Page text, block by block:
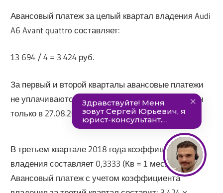
Авансовый платеж за целый квартал владения Audi
A6 Avant quattro составляет:
13 694 / 4 = 3 424 руб.
За первый и второй кварталы авансовые платежи
не уплачиваются, так как автомобиль приобретен
только в 27.08.2018.
В третьем квартале 2018 года коэффициент
владения составляет 0,3333 (Кв = 1 мес. / 3 мес.).
Авансовый платеж с учетом коэффициента